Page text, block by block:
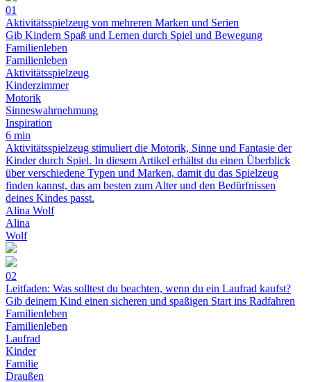
01
Aktivitätsspielzeug von mehreren Marken und Serien
Gib Kindern Spaß und Lernen durch Spiel und Bewegung
Familienleben
Familienleben
Aktivitätsspielzeug
Kinderzimmer
Motorik
Sinneswahrnehmung
Inspiration
6 min
Aktivitätsspielzeug stimuliert die Motorik, Sinne und Fantasie der
Kinder durch Spiel. In diesem Artikel erhältst du einen Überblick
über verschiedene Typen und Marken, damit du das Spielzeug
finden kannst, das am besten zum Alter und den Bedürfnissen
deines Kindes passt.
Alina Wolf
Alina
Wolf
02
Leitfaden: Was solltest du beachten, wenn du ein Laufrad kaufst?
Gib deinem Kind einen sicheren und spaßigen Start ins Radfahren
Familienleben
Familienleben
Laufrad
Kinder
Familie
Draußen